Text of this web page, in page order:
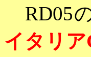
RD05
イタリア